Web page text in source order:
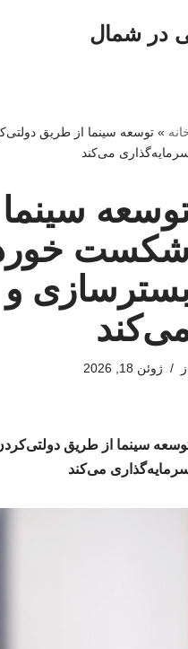
در شمال
»توسعه سینما از طریق
می‌کند
شکست‌
ژوئن 18, 2026
سینما از طریق
می‌کند